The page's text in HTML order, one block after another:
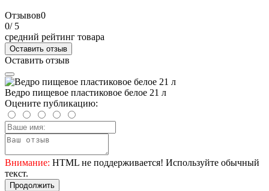
Отзывов0
0/ 5
средний рейтинг товара
Оставить отзыв
Оставить отзыв
Ведро пищевое пластиковое белое 21 л
Оцените публикацию:
Внимание: HTML не поддерживается! Используйте обычный
текст.
Продолжить